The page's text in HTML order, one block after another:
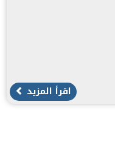
اقرأ المزيد